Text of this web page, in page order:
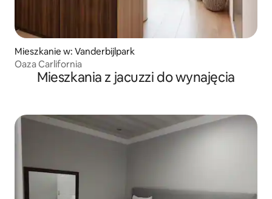
Mieszkanie w: Vanderbijlpark
Oaza Carlifornia
Mieszkania z jacuzzi do wynajęcia